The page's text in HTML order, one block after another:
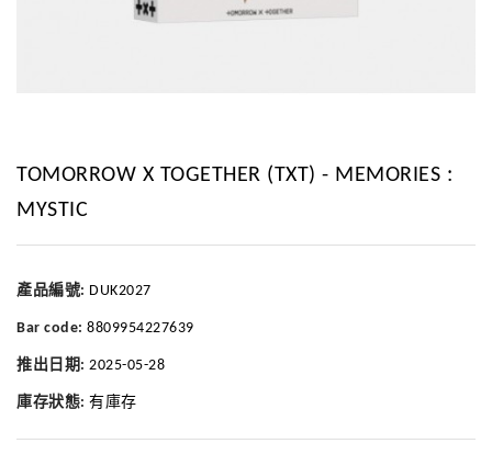
TOMORROW X TOGETHER (TXT) - MEMORIES :
MYSTIC
產品編號: DUK2027
Bar code: 8809954227639
推出日期: 2025-05-28
庫存狀態: 有庫存